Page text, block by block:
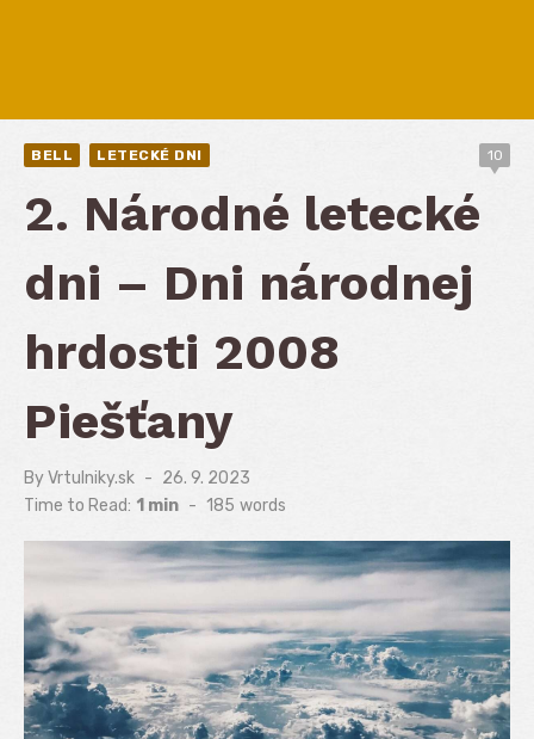
BELL LETECKÉ DNI 10
2. Národné letecké
dni – Dni národnej
hrdosti 2008
Piešťany
ByVrtulniky.sk
Posted
on
26. 9. 2023
Time to Read: 1 min - 185 words